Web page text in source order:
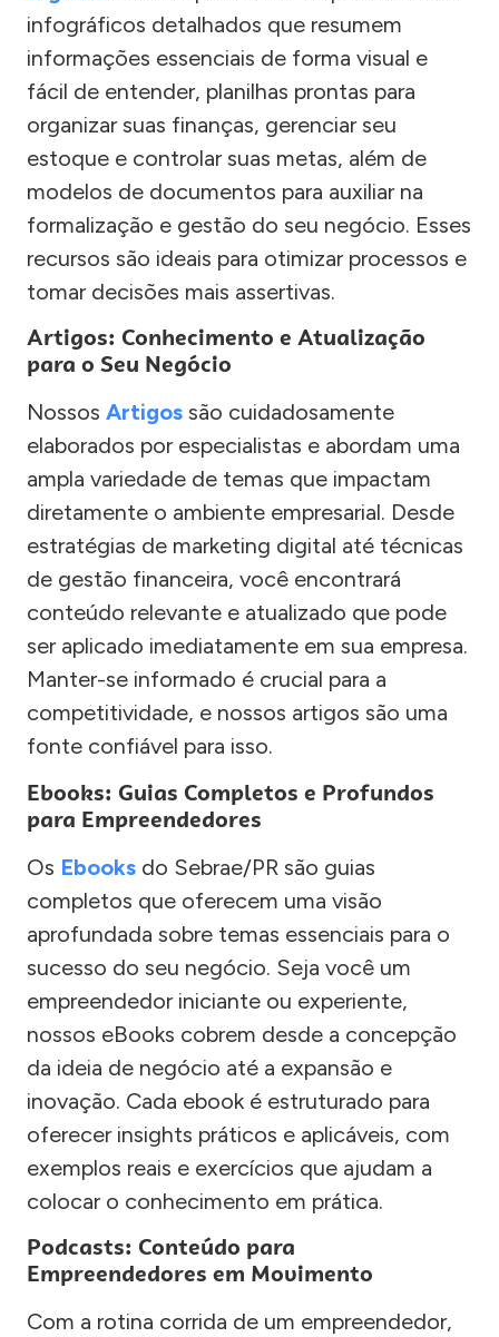
infográficos detalhados que resumem
informações essenciais de forma visual e
fácil de entender, planilhas prontas para
organizar suas finanças, gerenciar seu
estoque e controlar suas metas, além de
modelos de documentos para auxiliar na
formalização e gestão do seu negócio. Esses
recursos são ideais para otimizar processos e
tomar decisões mais assertivas.
Artigos: Conhecimento e Atualização
para o Seu Negócio
Nossos Artigos são cuidadosamente
elaborados por especialistas e abordam uma
ampla variedade de temas que impactam
diretamente o ambiente empresarial. Desde
estratégias de marketing digital até técnicas
de gestão financeira, você encontrará
conteúdo relevante e atualizado que pode
ser aplicado imediatamente em sua empresa.
Manter-se informado é crucial para a
competitividade, e nossos artigos são uma
fonte confiável para isso.
Ebooks: Guias Completos e Profundos
para Empreendedores
Os Ebooks do Sebrae/PR são guias
completos que oferecem uma visão
aprofundada sobre temas essenciais para o
sucesso do seu negócio. Seja você um
empreendedor iniciante ou experiente,
nossos eBooks cobrem desde a concepção
da ideia de negócio até a expansão e
inovação. Cada ebook é estruturado para
oferecer insights práticos e aplicáveis, com
exemplos reais e exercícios que ajudam a
colocar o conhecimento em prática.
Podcasts: Conteúdo para
Empreendedores em Movimento
Com a rotina corrida de um empreendedor,